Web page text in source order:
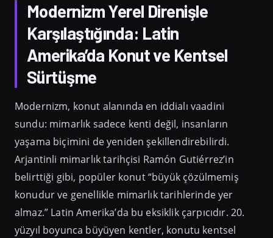
Modernizm Yerel Direnişle
Karşılaştığında: Latin
Amerika’da Konut ve Kentsel
Sürtüşme
Modernizm, konut alanında en iddialı vaadini
sundu: mimarlık sadece kenti değil, insanların
yaşama biçimini de yeniden şekillendirebilirdi.
Arjantinli mimarlık tarihçisi Ramón Gutiérrez’in
belirttiği gibi, popüler konut “büyük çözülmemiş
konudur ve genellikle mimarlık tarihlerinde yer
almaz.” Latin Amerika’da bu eksiklik çarpıcıdır. 20.
yüzyıl boyunca büyüyen kentler, konutu kentsel